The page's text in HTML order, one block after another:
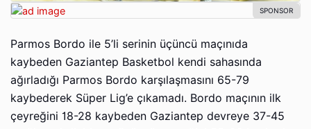
Parmos Bordo ile 5’li serinin üçüncü maçınıda
kaybeden Gaziantep Basketbol kendi sahasında
ağırladığı Parmos Bordo karşılaşmasını 65-79
kaybederek Süper Lig’e çıkamadı. Bordo maçının ilk
çeyreğini 18-28 kaybeden Gaziantep devreye 37-45